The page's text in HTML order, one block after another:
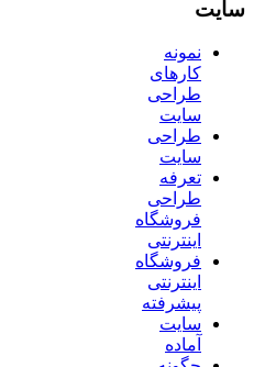
سایت
نمونه
کارهای
طراحی
سایت
طراحی
سایت
تعرفه
طراحی
فروشگاه
اینترنتی
فروشگاه
اینترنتی
پیشرفته
سایت
آماده